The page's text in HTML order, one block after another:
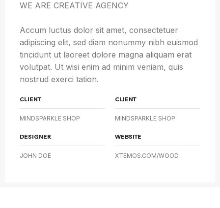
WE ARE CREATIVE AGENCY
Accum luctus dolor sit amet, consectetuer
adipiscing elit, sed diam nonummy nibh euismod
tincidunt ut laoreet dolore magna aliquam erat
volutpat. Ut wisi enim ad minim veniam, quis
nostrud exerci tation.
CLIENT
MINDSPARKLE SHOP
CLIENT
MINDSPARKLE SHOP
DESIGNER
JOHN DOE
WEBSITE
XTEMOS.COM/WOOD